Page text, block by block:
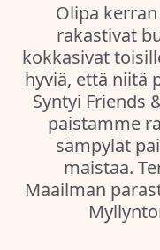
Olipa
rakastivat
kokkasivat
hyviä, että niitä
Syntyi Friends
paistamme
sämpylät
maistaa.
Maailman